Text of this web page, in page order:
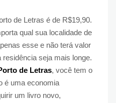
de Letras é de R$19,90.
qual sua localidade de
esse e não terá valor
seja mais longe.
de Letras, você tem o
é uma economia
um livro novo,